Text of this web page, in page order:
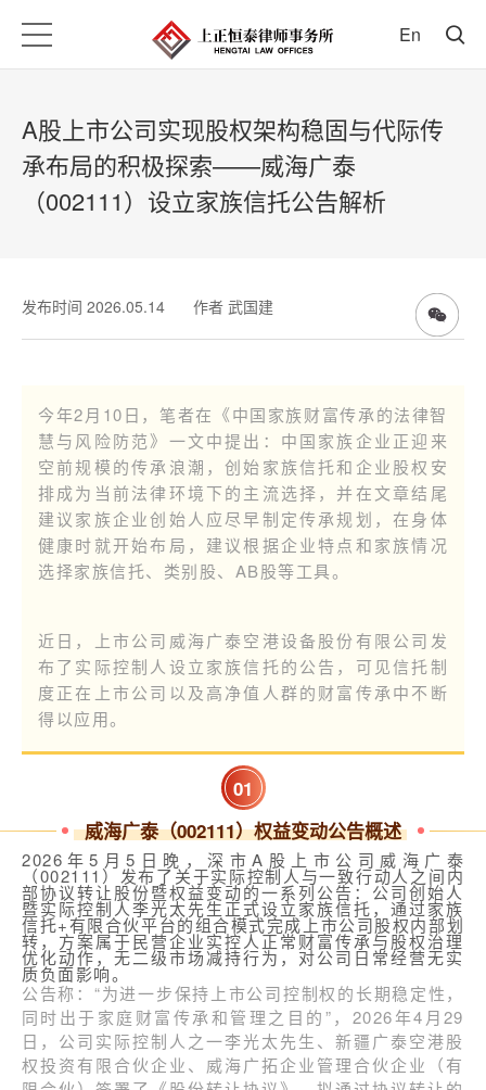
En
A股上市公司实现股权架构稳固与代际传
承布局的积极探索——威海广泰
（002111）设立家族信托公告解析
发布时间 2026.05.14 作者 武国建
今年2月10日，笔者在《中国家族财富传承的法律智
慧与风险防范》一文中提出：中国家族企业正迎来
空前规模的传承浪潮，创始家族信托和企业股权安
排成为当前法律环境下的主流选择，并在文章结尾
建议家族企业创始人应尽早制定传承规划，在身体
健康时就开始布局，建议根据企业特点和家族情况
选择家族信托、类别股、AB股等工具。
近日，上市公司威海广泰空港设备股份有限公司发
布了实际控制人设立家族信托的公告，可见信托制
度正在上市公司以及高净值人群的财富传承中不断
得以应用。
01
威海广泰（002111）权益变动公告概述
2026年5月5日晚，深市A股上市公司威海广泰
（002111）发布了关于实际控制人与一致行动人之间内
部协议转让股份暨权益变动的一系列公告：公司创始人
暨实际控制人李光太先生正式设立家族信托，通过家族
信托+有限合伙平台的组合模式完成上市公司股权内部划
转，方案属于民营企业实控人正常财富传承与股权治理
优化动作，无二级市场减持行为，对公司日常经营无实
质负面影响。
公告称：“为进一步保持上市公司控制权的长期稳定性，
同时出于家庭财富传承和管理之目的”，2026年4月29
日，公司实际控制人之一李光太先生、新疆广泰空港股
权投资有限合伙企业、威海广拓企业管理合伙企业（有